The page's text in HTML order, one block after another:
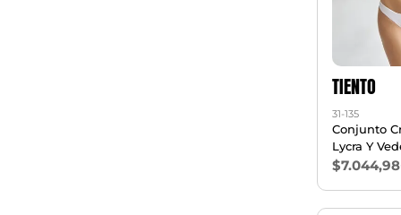
TIENTO
31-135
Conjunto
Lycra Y